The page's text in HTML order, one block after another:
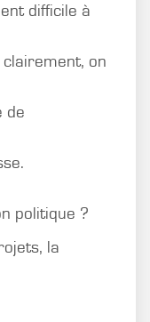
difficile à
clairement, on
de
politique ?
la